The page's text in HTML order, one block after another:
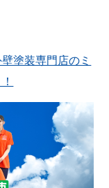
塗装専門店のミ